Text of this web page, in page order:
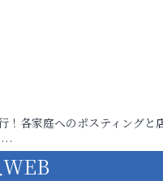
！各家庭へのポスティングと
…